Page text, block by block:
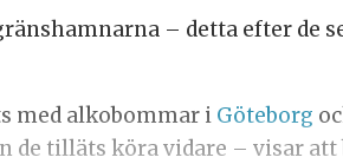
– detta efter de
med alkobommar i Göteborg
de tilläts köra vidare – visar